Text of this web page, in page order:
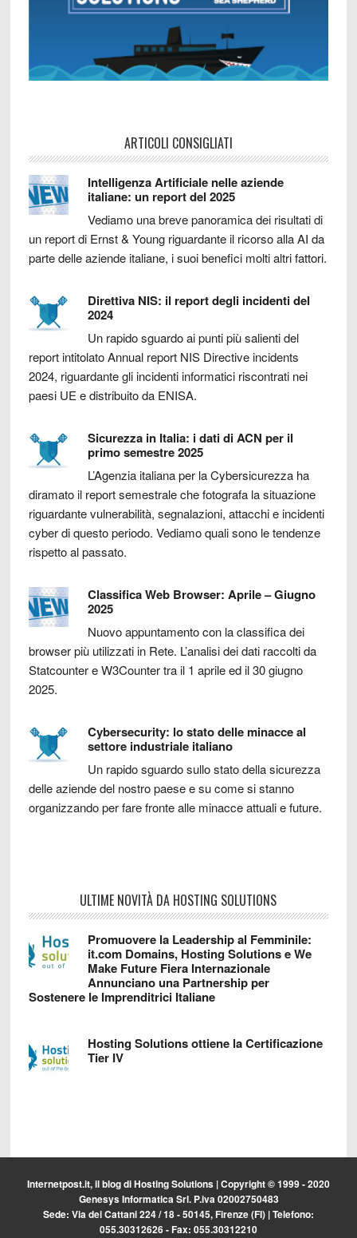
ARTICOLI CONSIGLIATI
Intelligenza Artificiale nelle aziende
italiane: un report del 2025
Vediamo una breve panoramica dei risultati di
un report di Ernst & Young riguardante il ricorso alla AI da
parte delle aziende italiane, i suoi benefici molti altri fattori.
Direttiva NIS: il report degli incidenti del
2024
Un rapido sguardo ai punti più salienti del
report intitolato Annual report NIS Directive incidents
2024, riguardante gli incidenti informatici riscontrati nei
paesi UE e distribuito da ENISA.
Sicurezza in Italia: i dati di ACN per il
primo semestre 2025
L’Agenzia italiana per la Cybersicurezza ha
diramato il report semestrale che fotografa la situazione
riguardante vulnerabilità, segnalazioni, attacchi e incidenti
cyber di questo periodo. Vediamo quali sono le tendenze
rispetto al passato.
Classifica Web Browser: Aprile – Giugno
2025
Nuovo appuntamento con la classifica dei
browser più utilizzati in Rete. L’analisi dei dati raccolti da
Statcounter e W3Counter tra il 1 aprile ed il 30 giugno
2025.
Cybersecurity: lo stato delle minacce al
settore industriale italiano
Un rapido sguardo sullo stato della sicurezza
delle aziende del nostro paese e su come si stanno
organizzando per fare fronte alle minacce attuali e future.
ULTIME NOVITÀ DA HOSTING SOLUTIONS
Promuovere la Leadership al Femminile:
it.com Domains, Hosting Solutions e We
Make Future Fiera Internazionale
Annunciano una Partnership per
Sostenere le Imprenditrici Italiane
Hosting Solutions ottiene la Certificazione
Tier IV
Internetpost.it, il blog diHosting Solutions | Copyright © 1999 - 2020
Genesys Informatica Srl. P.iva 02002750483
Sede: Via dei Cattani 224 / 18 - 50145, Firenze (FI) | Telefono:
055.30312626 - Fax: 055.30312210